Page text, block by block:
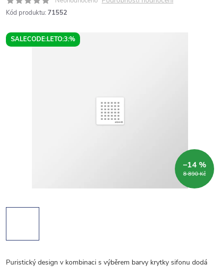
Kód produktu: 71552
SALECODE:LETO:3:%
8 890 Kč
–14 %
Puristický design v kombinaci s výběrem barvy krytky sifonu dodá